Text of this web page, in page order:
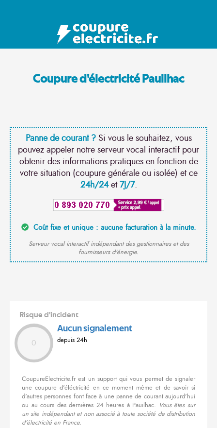
Coupure d'électricité Pauilhac
Panne de courant ?Si vous le souhaitez, vous
pouvez appeler notre serveur vocal interactif pour
obtenir des informations pratiques en fonction de
votre situation (coupure générale ou isolée) et ce
24h/24et7J/7.
Coût fixe et unique : aucune facturation à la minute.
Serveur vocal interactif indépendant des gestionnaires et des
fournisseurs d'énergie.
Risque d'incident
0
Aucun signalement
depuis 24h
CoupureElectricite.fr est un support qui vous permet de signaler
une coupure d'éléctricité en ce moment même et de savoir si
d'autres personnes font face à une panne de courant aujourd'hui
ou au cours des dernières 24 heures à Pauilhac. Vous êtes sur
un site indépendant et non associé à toute société de distribution
d'électricité en France.